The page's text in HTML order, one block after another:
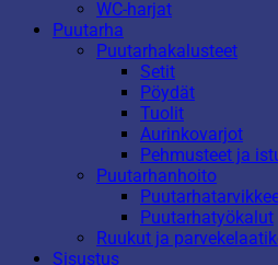
WC-harjat
Puutarha
Puutarhakalusteet
Setit
Pöydät
Tuolit
Aurinkovarjot
Pehmusteet ja
Puutarhanhoito
Puutarhatyökalut
Ruukut ja
Sisustus